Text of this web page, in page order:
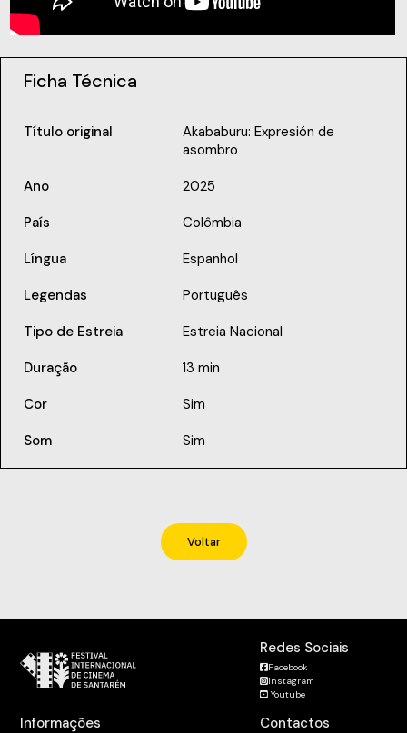
Ficha Técnica
Título original
Akababuru: Expresión de
asombro
Ano
2025
País
Colômbia
Língua
Espanhol
Legendas
Português
Tipo de Estreia
Estreia Nacional
Duração
13 min
Cor
Sim
Som
Sim
Voltar
Contactos
Informações
Redes Sociais
Facebook
Instagram
Youtube